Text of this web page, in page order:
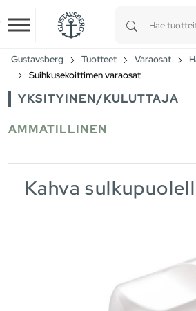
Skip to main content
Gustavsberg Tuotteet Varaosat
Suihkusekoittimen varaosat
YKSITYINEN/KULUTTAJA
AMMATILLINEN
Kahva